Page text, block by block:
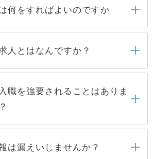
何をすればよいのですか
だきましたら、弊社担当者がご
を確認し、その後メールもしくは
、5営業日以内にはご連絡をせて
ますので、しばらくお待ちくださ
人とはなんですか？
で取り扱っている求人の
は、Webサイトからご覧いただ
非公開求人」です。非公開求人は
由によって、一般には公開してい
を避けるため 人気のある医療機
職を強要されることはありま
を強要することは一切ありませ
、仮に応募先から内定をいただい
は漏えいしませんか？